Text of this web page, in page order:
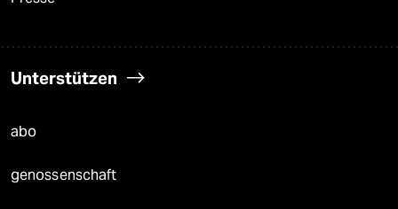
Unterstützen
abo
genossenschaft